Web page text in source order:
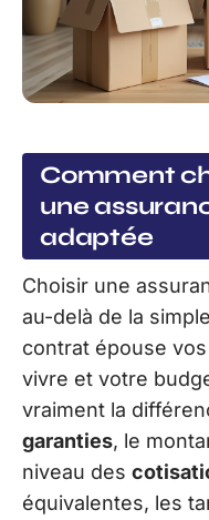
Comment
une
adaptée
Choisir une
au-delà de la
contrat épouse
vivre et votre
vraiment la
garanties, le
niveau des
équivalentes, les